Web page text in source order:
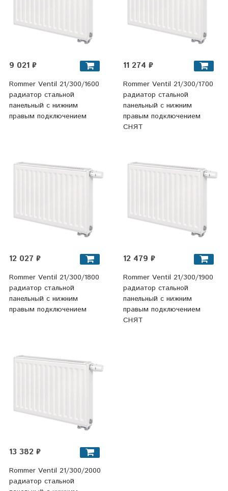
9 021 ₽
Rommer Ventil 21/300/1600
радиатор стальной
панельный с нижним
правым подключением
11 274 ₽
Rommer Ventil 21/300/1700
радиатор стальной
панельный с нижним
правым подключением
СНЯТ
12 027 ₽
Rommer Ventil 21/300/1800
радиатор стальной
панельный с нижним
правым подключением
12 479 ₽
Rommer Ventil 21/300/1900
радиатор стальной
панельный с нижним
правым подключением
СНЯТ
13 382 ₽
Rommer Ventil 21/300/2000
радиатор стальной